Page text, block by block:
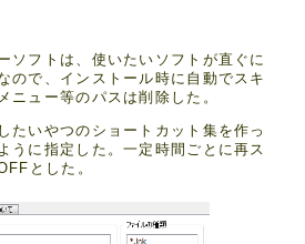
ソフトは、使いたいソフトが直ぐに
ので、インストール時に自動でスキ
ニュー等のパスは削除した。
たいやつのショートカット集を作っ
うに指定した。一定時間ごとに再ス
とした。